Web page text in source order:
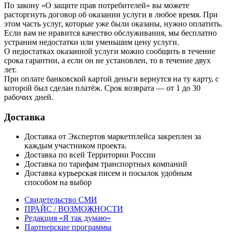
По закону «О защите прав потребителей» вы можете
расторгнуть договор об оказании услуги в любое время. При
этом часть услуг, которые уже были оказаны, нужно оплатить.
Если вам не нравится качество обслуживания, мы бесплатно
устраним недостатки или уменьшим цену услуги.
О недостатках оказанной услуги можно сообщить в течение
срока гарантии, а если он не установлен, то в течение двух
лет.
При оплате банковской картой деньги вернутся на ту карту, с
которой был сделан платёж. Срок возврата — от 1 до 30
рабочих дней.
Доставка
Доставка от Экспертов маркетплейса закреплен за
каждым участником проекта.
Доставка по всей Территории России
Доставка по тарифам транспортных компаний
Доставка курьерская писем и посылок удобным
способом на выбор
Свидетельство СМИ
ПРАЙС / ВОЗМОЖНОСТИ
Редакция «Я так думаю»
Партнерские программы